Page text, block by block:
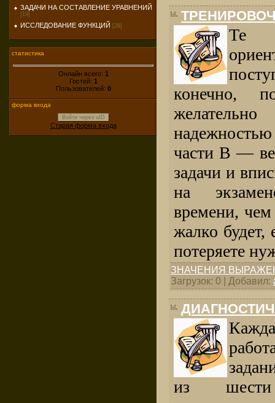
ЗАДАЧИ НА СОСТАВЛЕНИЕ УРАВНЕНИЙ
[19]
ИССЛЕДОВАНИЕ ФУНКЦИЙ [28]
статистика
Онлайн всего: 1
Гостей: 1
Пользователей: 0
форма входа
Войти через uID
Старая форма входа
Те
конечно,
части В —
задачи и
на
времени,
жалко
потеряете
ЗНАЧЕНИЯ
Загрузок: 0 | Добавил:
из шести